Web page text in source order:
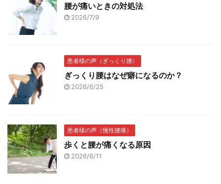
腰が痛いときの対処法
2026/7/9
患者様の声（ぎっくり腰）
ぎっくり腰はなぜ癖になるのか？
2026/6/25
患者様の声（慢性腰痛）
歩くと腰が痛くなる原因
2026/6/11